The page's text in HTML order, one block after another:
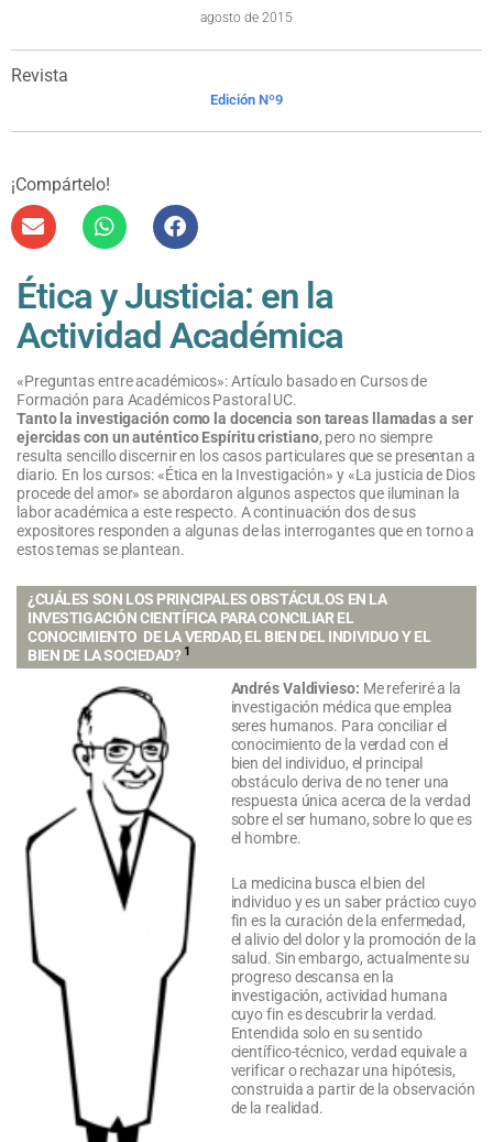
agosto de 2015
Revista
Edición Nº9
¡Compártelo!
Ética y Justicia: en la
Actividad Académica
«Preguntas entre académicos»: Artículo basado en Cursos de
Formación para Académicos Pastoral UC.
Tanto la investigación como la docencia son tareas llamadas a ser
ejercidas con un auténtico Espíritu cristiano, pero no siempre
resulta sencillo discernir en los casos particulares que se presentan a
diario. En los cursos: «Ética en la Investigación» y «La justicia de Dios
procede del amor» se abordaron algunos aspectos que iluminan la
labor académica a este respecto. A continuación dos de sus
expositores responden a algunas de las interrogantes que en torno a
estos temas se plantean.
¿CUÁLES SON LOS PRINCIPALES OBSTÁCULOS EN LA
INVESTIGACIÓN CIENTÍFICA PARA CONCILIAR EL
CONOCIMIENTO DE LA VERDAD, EL BIEN DEL INDIVIDUO Y EL
BIEN DE LA SOCIEDAD? 1
Andrés Valdivieso: Me referiré a la
investigación médica que emplea
seres humanos. Para conciliar el
conocimiento de la verdad con el
bien del individuo, el principal
obstáculo deriva de no tener una
respuesta única acerca de la verdad
sobre el ser humano, sobre lo que es
el hombre.
La medicina busca el bien del
individuo y es un saber práctico cuyo
fin es la curación de la enfermedad,
el alivio del dolor y la promoción de la
salud. Sin embargo, actualmente su
progreso descansa en la
investigación, actividad humana
cuyo fin es descubrir la verdad.
Entendida solo en su sentido
científico-técnico, verdad equivale a
verificar o rechazar una hipótesis,
construida a partir de la observación
de la realidad.